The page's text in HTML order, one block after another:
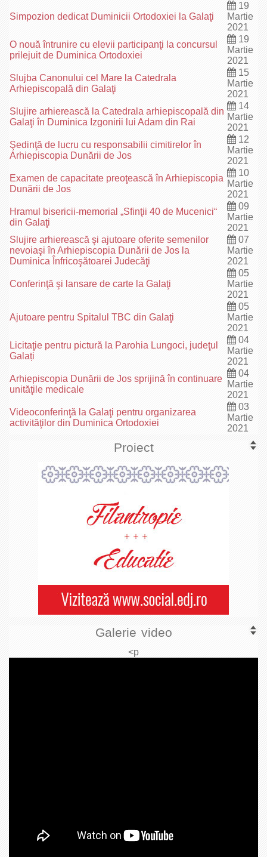
Simpozion dedicat Duminicii Ortodoxiei la Galaţi
19
Martie
2021
O nouă întrunire cu elevii participanţi la concursul
prilejuit de Duminica Ortodoxiei
19
Martie
2021
Slujba Canonului cel Mare la Catedrala
Arhiepiscopală din Galaţi
15
Martie
2021
Slujire arhierească la Catedrala arhiepiscopală din
Galaţi în Duminica Izgonirii lui Adam din Rai
14
Martie
2021
Şedinţă de lucru cu responsabilii cimitirelor în
Arhiepiscopia Dunării de Jos
12
Martie
2021
Examen de capacitate preoţească în Arhiepiscopia
Dunării de Jos
10
Martie
2021
Hramul bisericii-memorial „Sfinţii 40 de Mucenici“
din Galaţi
09
Martie
2021
Slujire arhierească şi ajutoare oferite semenilor
nevoiaşi în Arhiepiscopia Dunării de Jos la
Duminica Înfricoşătoarei Judecăţi
07
Martie
2021
Conferinţă şi lansare de carte la Galaţi
05
Martie
2021
Ajutoare pentru Spitalul TBC din Galaţi
05
Martie
2021
Licitaţie pentru pictură la Parohia Lungoci, judeţul
Galați
04
Martie
2021
Arhiepiscopia Dunării de Jos sprijină în continuare
unităţile medicale
04
Martie
2021
Videoconferinţă la Galaţi pentru organizarea
activităţilor din Duminica Ortodoxiei
03
Martie
2021
Proiect
Galerie video
<p